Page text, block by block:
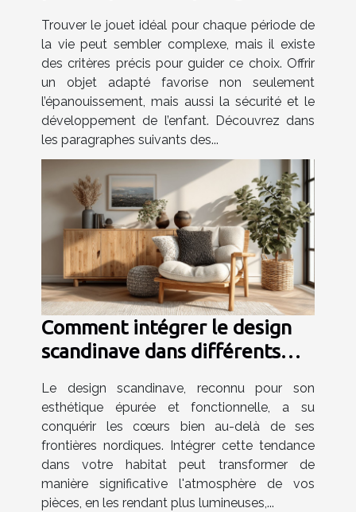
Trouver le jouet idéal pour chaque période de
la vie peut sembler complexe, mais il existe
des critères précis pour guider ce choix. Offrir
un objet adapté favorise non seulement
l’épanouissement, mais aussi la sécurité et le
développement de l’enfant. Découvrez dans
les paragraphes suivants des...
Comment intégrer le design
scandinave dans différents
Le design scandinave, reconnu pour son
esthétique épurée et fonctionnelle, a su
conquérir les cœurs bien au-delà de ses
frontières nordiques. Intégrer cette tendance
dans votre habitat peut transformer de
manière significative l'atmosphère de vos
pièces, en les rendant plus lumineuses,...